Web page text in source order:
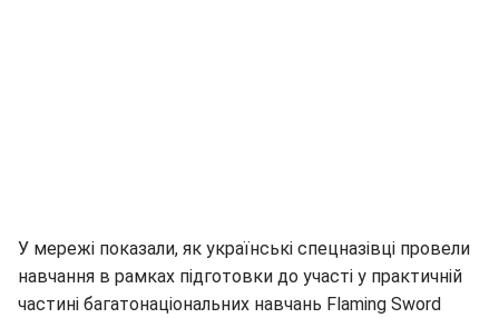
У мережі показали, як українські спецназівці провели
навчання в рамках підготовки до участі у практичній
частині багатонаціональних навчань Flaming Sword